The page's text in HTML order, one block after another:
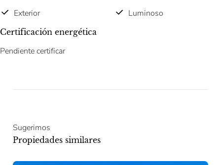
Exterior Luminoso
Certificación energética
Pendiente certificar
Sugerimos
Propiedades similares